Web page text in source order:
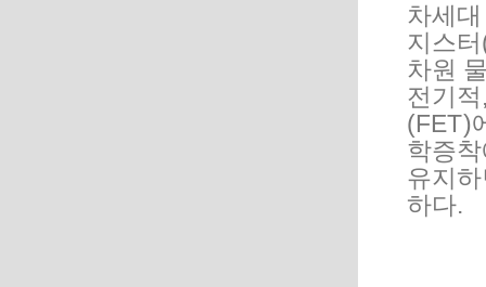
차세
지스
차원
전기
(FET)
학증
유지
하다.